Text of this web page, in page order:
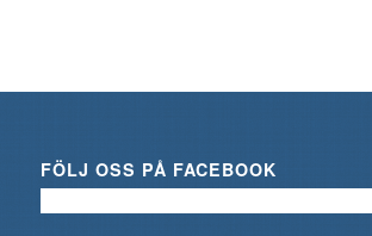
FÖLJ OSS PÅ FACEBOOK